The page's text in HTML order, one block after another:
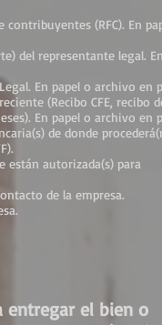
(RFC). En
del representante legal.
En papel o archivo en
(Recibo CFE, recibo
En papel o archivo en
de donde
están autorizada(s) para
de la empresa.
entregar el bien o